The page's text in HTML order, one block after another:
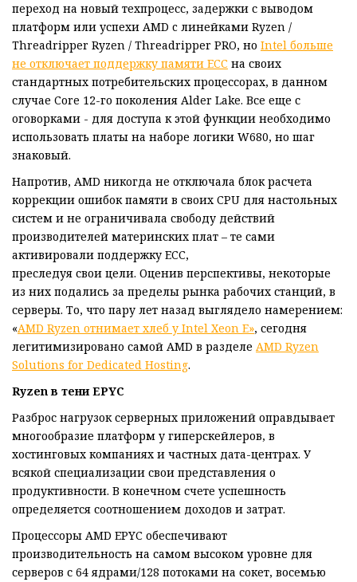
переход на новый техпроцесс, задержки с выводом
платформ или успехи AMD c линейками Ryzen /
Threadripper Ryzen / Threadripper PRO, но Intel больше
не отключает поддержку памяти ECC на своих
стандартных потребительских процессорах, в данном
случае Core 12-го поколения Alder Lake. Все еще с
оговорками - для доступа к этой функции необходимо
использовать платы на наборе логики W680, но шаг
знаковый.
Напротив, AMD никогда не отключала блок расчета
коррекции ошибок памяти в своих CPU для настольных
систем и не ограничивала свободу действий
производителей материнских плат – те сами
активировали поддержку ECC,
преследуя свои цели. Оценив перспективы, некоторые
из них подались за пределы рынка рабочих станций, в
серверы. То, что пару лет назад выглядело намерением:
«AMD Ryzen отнимает хлеб у Intel Xeon E», сегодня
легитимизировано самой AMD в разделе AMD Ryzen
Solutions for Dedicated Hosting.
Ryzen в тени EPYC
Разброс нагрузок серверных приложений оправдывает
многообразие платформ у гиперскейлеров, в
хостинговых компаниях и частных дата-центрах. У
всякой специализации свои представления о
продуктивности. В конечном счете успешность
определяется соотношением доходов и затрат.
Процессоры AMD EPYC обеспечивают
производительность на самом высоком уровне для
серверов с 64 ядрами/128 потоками на сокет, восемью